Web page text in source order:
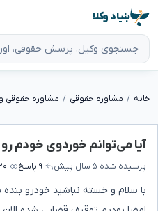
بنیاد وکلا
خانه مشاوره حقوقی مشاوره حقوقی
آیا می‌توانم خوردوی خودم
پرسیده شده ۵ سال پیش ۹ پاسخ
با سلام و خسته نباشید خودرو